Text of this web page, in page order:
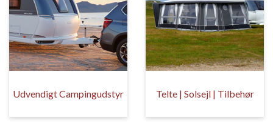
Udvendigt Campingudstyr Telte | Solsejl | Tilbehør